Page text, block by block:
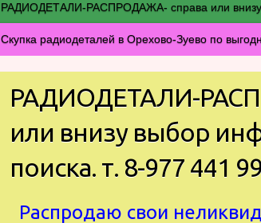
РАДИОДЕТАЛИ-РАСПРОДАЖА- справа или внизу
Скупка радиодеталей в Орехово-Зуево по
РАДИОДЕТАЛИ-
или внизу выбор
поиска. т. 8-977 441
Распродаю свои